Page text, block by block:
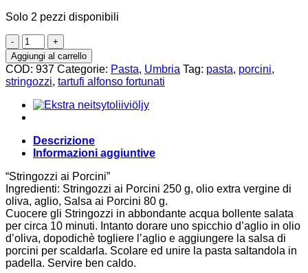
Solo 2 pezzi disponibili
Stringozzi
all'uovo
con
Porcini
250g,
Tartufi
Alfonso
quantità
Aggiungi al carrello
COD: 937 Categorie: Pasta, Umbria Tag: pasta, porcini,
stringozzi, tartufi alfonso fortunati
Descrizione
Informazioni aggiuntive
“Stringozzi ai Porcini”
Ingredienti: Stringozzi ai Porcini 250 g, olio extra vergine di
oliva, aglio, Salsa ai Porcini 80 g.
Cuocere gli Stringozzi in abbondante acqua bollente salata
per circa 10 minuti. Intanto dorare uno spicchio d’aglio in olio
d’oliva, dopodichè togliere l’aglio e aggiungere la salsa di
porcini per scaldarla. Scolare ed unire la pasta saltandola in
padella. Servire ben caldo.